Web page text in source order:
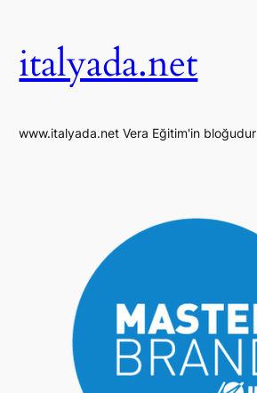
italyada.net
www.italyada.net Vera Eğitim'in bloğudur